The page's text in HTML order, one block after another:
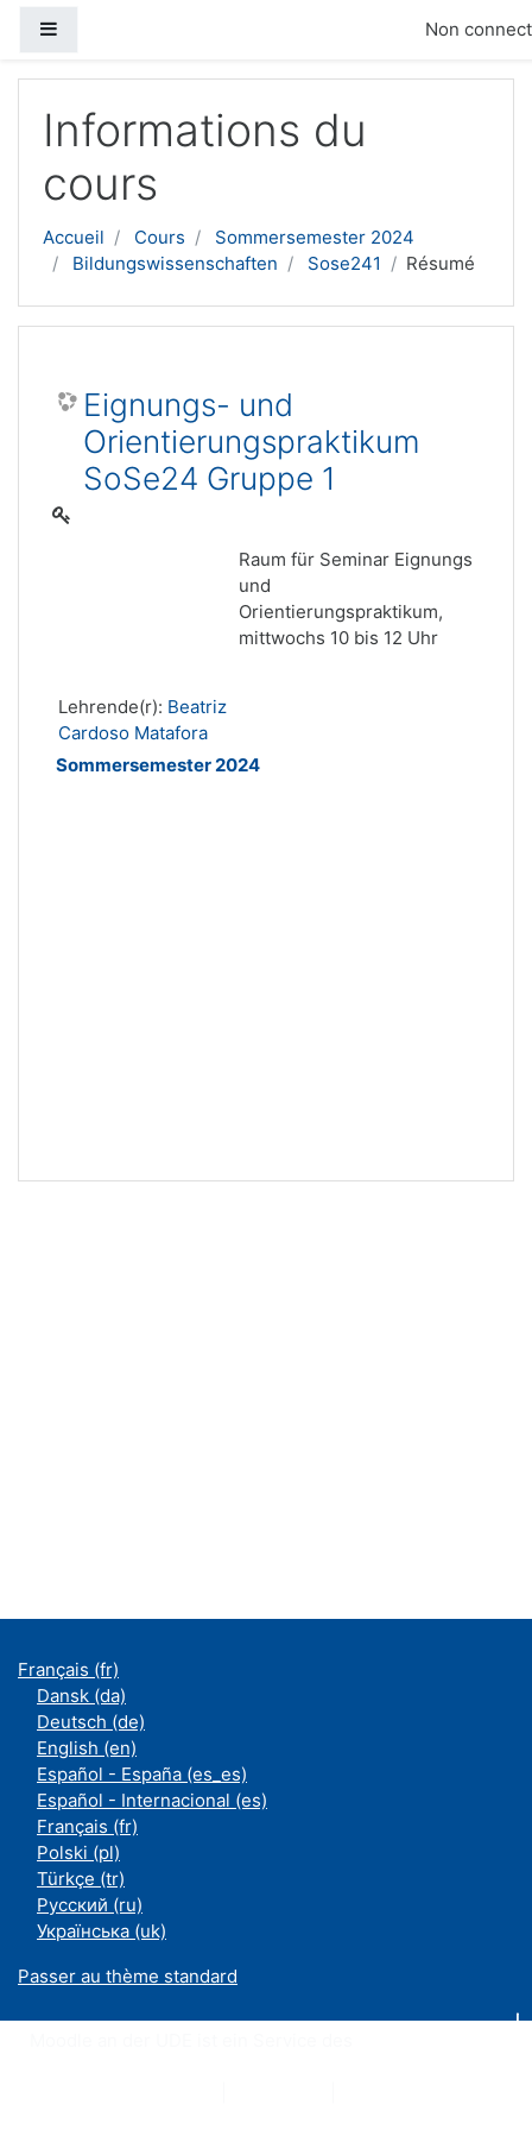
Non
Informations du
cours
Accueil Cours
Sommersemester 2024
Bildungswissenschaften
Sose241 Résumé
Eignungs- und
Orientierungspraktikum
SoSe24 Gruppe 1
Raum für Seminar Eignungs
und
Orientierungspraktikum,
mittwochs 10 bis 12 Uhr
Lehrende(r): Beatriz
Cardoso Matafora
Sommersemester 2024
Français ‎(fr)‎
Dansk ‎(da)‎
Deutsch ‎(de)‎
English ‎(en)‎
Español - España ‎(es_es)‎
Español - Internacional ‎(es)‎
Français ‎(fr)‎
Polski ‎(pl)‎
Türkçe ‎(tr)‎
Русский ‎(ru)‎
Українська ‎(uk)‎
Passer au thème standard